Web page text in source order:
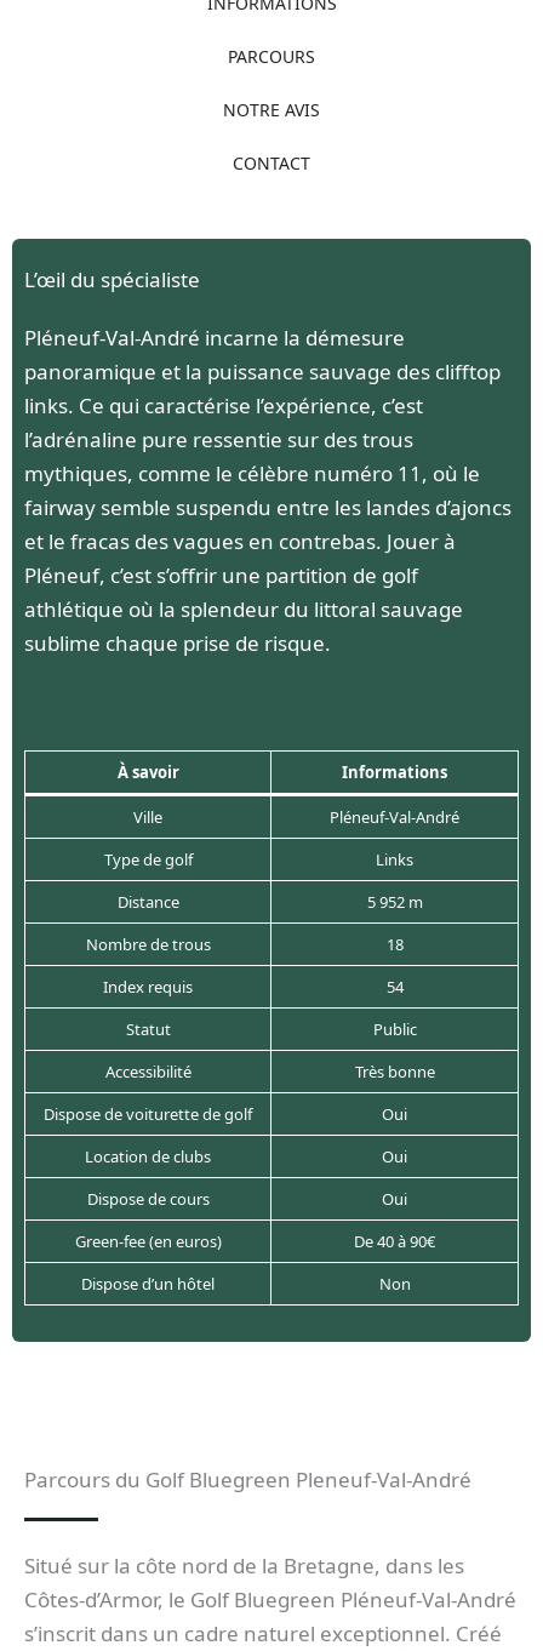
PARCOURS
NOTRE AVIS
CONTACT
L’œil du spécialiste
Pléneuf-Val-André incarne la démesure
panoramique et la puissance sauvage des clifftop
links. Ce qui caractérise l’expérience, c’est
l’adrénaline pure ressentie sur des trous
mythiques, comme le célèbre numéro 11, où le
fairway semble suspendu entre les landes d’ajoncs
et le fracas des vagues en contrebas. Jouer à
Pléneuf, c’est s’offrir une partition de golf
athlétique où la splendeur du littoral sauvage
sublime chaque prise de risque.
À savoir Informations
Ville
Pléneuf-Val-André
Type de golf
Links
Distance
5 952 m
Nombre de trous
18
Index requis
54
Statut
Public
Accessibilité
Très bonne
Dispose de voiturette de golf
Oui
Location de clubs
Oui
Dispose de cours
Oui
Green-fee (en euros)
De 40 à 90€
Dispose d’un hôtel
Non
Parcours du Golf Bluegreen Pleneuf-Val-André
Situé sur la côte nord de la Bretagne, dans les
Côtes-d’Armor, le Golf Bluegreen Pléneuf-Val-André
s’inscrit dans un cadre naturel exceptionnel. Créé